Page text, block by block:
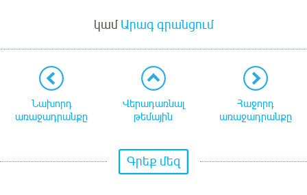
կամԱրագ գրանցում
Նախորդ
առաջադրանքը
Վերադառնալ
թեմային
Հաջորդ
առաջադրանքը
Գրեք մեզ